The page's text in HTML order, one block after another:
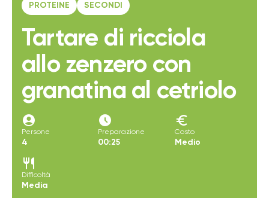
PROTEINE SECONDI
Tartare di ricciola
allo zenzero con
granatina al cetriolo
account_circle
Persone
4
access_time_filled
Preparazione
00:25
euro
Costo
Medio
restaurant
Difficoltà
Media